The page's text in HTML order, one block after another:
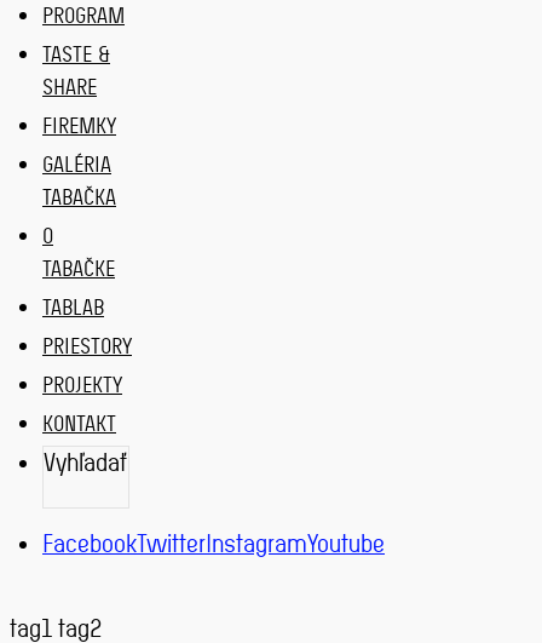
PROGRAM
TASTE &
SHARE
FIREMKY
GALÉRIA
TABAČKA
O
TABAČKE
TABLAB
PRIESTORY
PROJEKTY
KONTAKT
Vyhľadať
FacebookTwitterInstagramYoutube
tag1 tag2